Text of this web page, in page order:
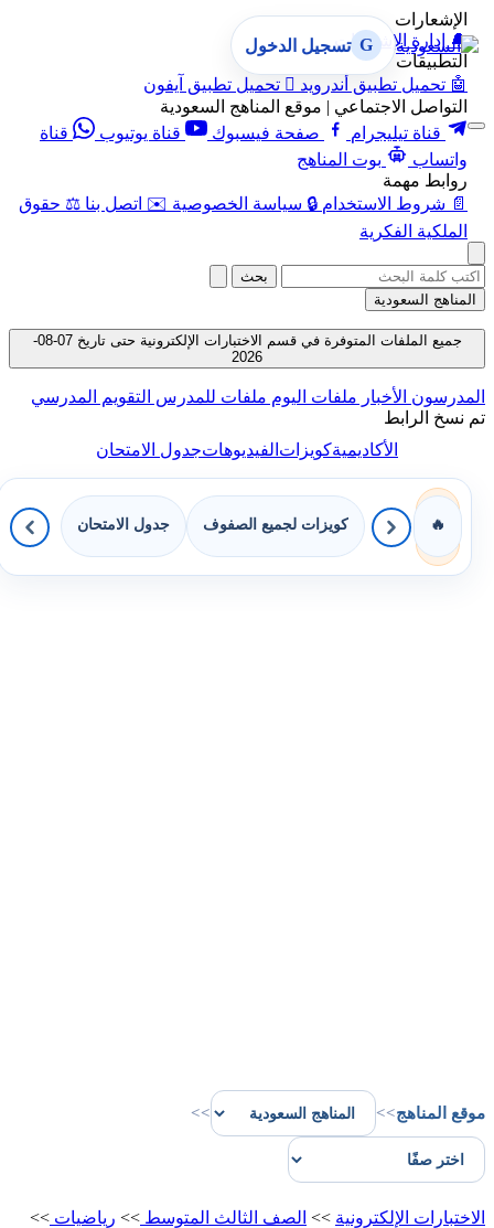
الإشعارات
🔔
إدارة الإشعارات
التطبيقات
🤖 تحميل تطبيق أندرويد  تحميل تطبيق آيفون
التواصل الاجتماعي | موقع المناهج السعودية
قناة تيليجرام
صفحة فيسبوك قناة يوتيوب
قناة
واتساب
بوت المناهج
روابط مهمة
📄 شروط الاستخدام 🔒 سياسة الخصوصية ✉️ اتصل بنا ⚖️ حقوق
الملكية الفكرية
G تسجيل الدخول
بحث
المناهج السعودية
جميع الملفات المتوفرة في قسم الاختبارات الإلكترونية حتى تاريخ 07-08-
2026
المدرسون الأخبار ملفات اليوم ملفات للمدرس التقويم المدرسي
تم نسخ الرابط
الأكاديميةكويزاتالفيديوهاتجدول الامتحان
🔥 كويزات لجميع الصفوف جدول الامتحان
موقع المناهج>>
>>
الاختبارات الإلكترونية >> الصف الثالث المتوسط >> رياضيات >>